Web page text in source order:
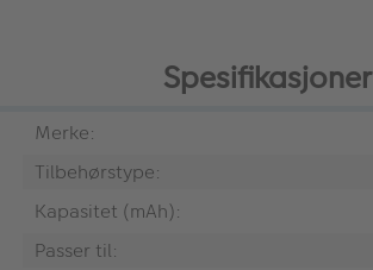
Spesifikasjoner
Merke:
Tilbehørstype:
Kapasitet (mAh):
Passer til: